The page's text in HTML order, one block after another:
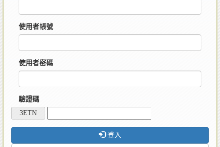
使用者帳號
使用者密碼
驗證碼
登入